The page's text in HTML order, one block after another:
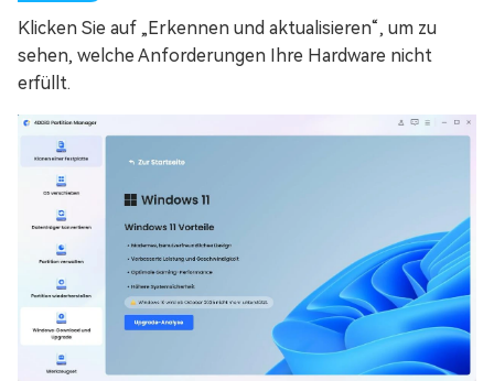
Klicken Sie auf „Erkennen und aktualisieren“, um zu
sehen, welche Anforderungen Ihre Hardware nicht
erfüllt.